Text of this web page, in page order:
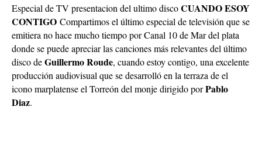
Especial de TV presentacion del ultimo discoCUANDO ESOY
CONTIGO Compartimos el último especial de televisión que se
emitiera no hace mucho tiempo por Canal 10 de Mar del plata
donde se puede apreciar las canciones más relevantes del último
disco deGuillermo Roude, cuando estoy contigo, una excelente
producción audiovisual que se desarrolló en la terraza de el
icono marplatense el Torreón del monje dirigido porPablo
Diaz.